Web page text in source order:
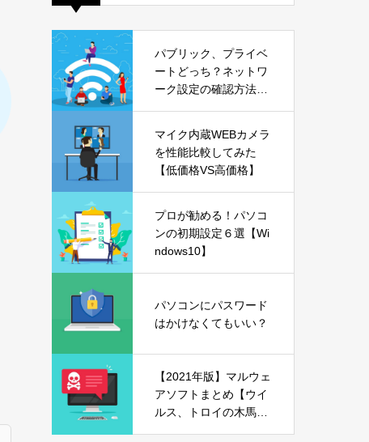
パブリック、プライベ
ートどっち？ネットワ
ーク設定の確認方法も
マイク内蔵WEBカメラ
を性能比較してみた
【低価格VS高価格】
プロが勧める！パソコ
ンの初期設定６選【Wi
ndows10】
パソコンにパスワード
はかけなくてもいい？
【2021年版】マルウェ
アソフトまとめ【ウイ
ルス、トロイの木馬、